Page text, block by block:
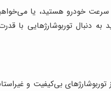
خودرو هستید، یا
توربوشارژهایی با
توربوشارژهای بی‌کیفیت و